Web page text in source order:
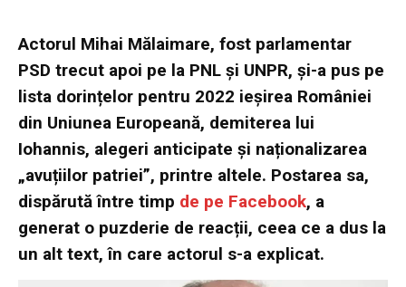
Actorul Mihai Mălaimare, fost parlamentar
PSD trecut apoi pe la PNL și UNPR, și-a pus pe
lista dorințelor pentru 2022 ieșirea României
din Uniunea Europeană, demiterea lui
Iohannis, alegeri anticipate și naționalizarea
„avuțiilor patriei”, printre altele. Postarea sa,
dispărută între timp de pe Facebook, a
generat o puzderie de reacții, ceea ce a dus la
un alt text, în care actorul s-a explicat.